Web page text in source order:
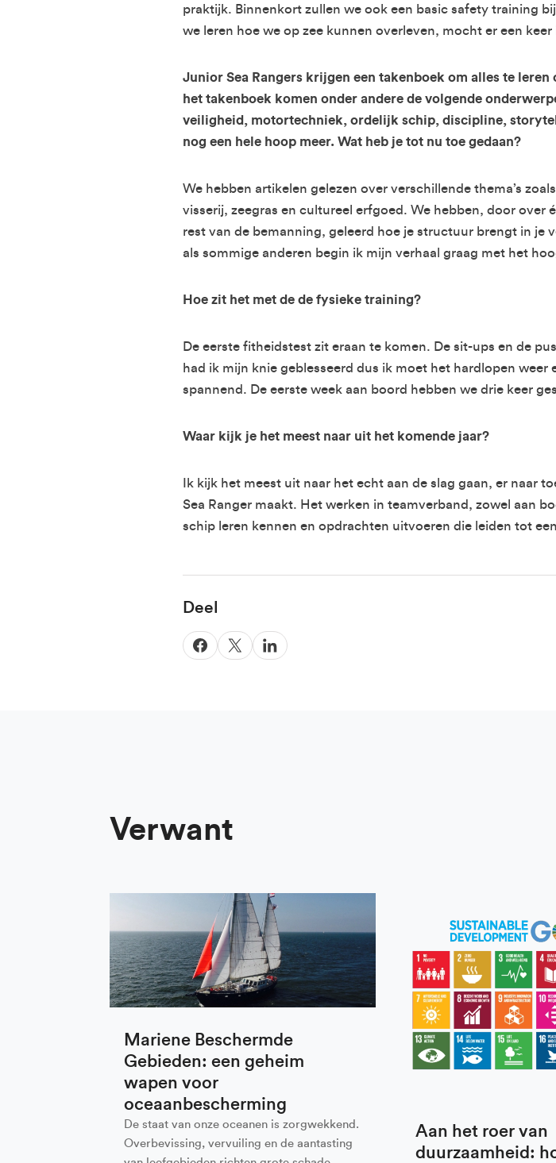
praktijk. Binnenkort zullen we ook een basic safety training
we leren hoe we op zee kunnen overleven, mocht er een keer
Junior Sea Rangers krijgen een takenboek om alles te
het takenboek komen onder andere de volgende
veiligheid, motortechniek, ordelijk schip, discipline,
nog een hele hoop meer. Wat heb je tot nu toe gedaan?
We hebben artikelen gelezen over verschillende thema’s
visserij, zeegras en cultureel erfgoed. We hebben, door over
rest van de bemanning, geleerd hoe je structuur brengt in je
als sommige anderen begin ik mijn verhaal graag met het
Hoe zit het met de de fysieke training?
De eerste fitheidstest zit eraan te komen. De sit-ups en de
had ik mijn knie geblesseerd dus ik moet het hardlopen
spannend. De eerste week aan boord hebben we drie keer
Waar kijk je het meest naar uit het komende jaar?
Ik kijk het meest uit naar het echt aan de slag gaan, er naar
Sea Ranger maakt. Het werken in teamverband, zowel aan
schip leren kennen en opdrachten uitvoeren die leiden tot
Deel
Verwant
Mariene Beschermde
Gebieden: een geheim
wapen voor
oceaanbescherming
De staat van onze oceanen is zorgwekkend.
Overbevissing, vervuiling en de aantasting
Aan het roer van
duurzaamheid:
Sign up to our newsletter
Email *